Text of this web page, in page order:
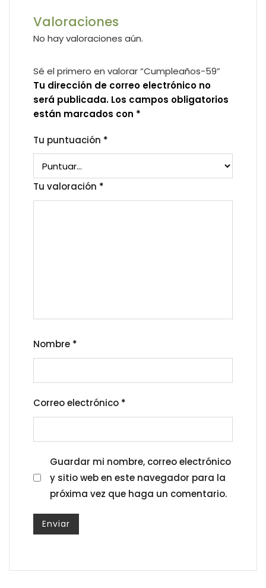
Valoraciones
No hay valoraciones aún.
Sé el primero en valorar “Cumpleaños-59”
Tu dirección de correo electrónico no
será publicada. Los campos obligatorios
están marcados con *
Tu puntuación *
Tu valoración *
Nombre *
Correo electrónico *
Guardar mi nombre, correo electrónico
y sitio web en este navegador para la
próxima vez que haga un comentario.